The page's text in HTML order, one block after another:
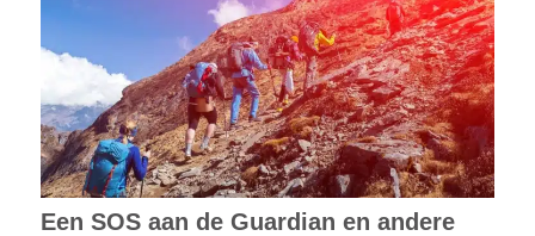
Een SOS aan de Guardian en andere